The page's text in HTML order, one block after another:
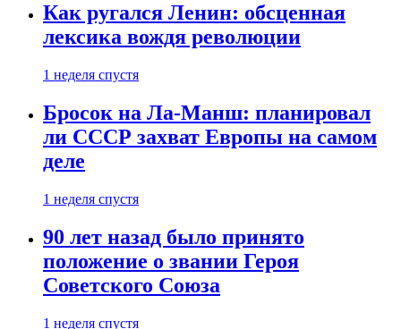
Как ругался Ленин: обсценная
лексика вождя революции
1 неделя спустя
Бросок на Ла-Манш: планировал
ли СССР захват Европы на самом
деле
1 неделя спустя
90 лет назад было принято
положение о звании Героя
Советского Союза
1 неделя спустя